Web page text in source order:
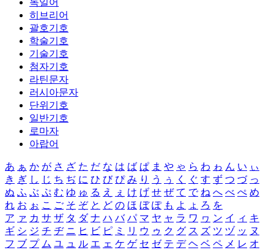
독일어
히브리어
괄호기호
학술기호
기술기호
첨자기호
라틴문자
러시아문자
단위기호
일반기호
로마자
아랍어
あ ぁ か が さ ざ た だ な は ば ぱ ま や ゃ ら わ ゎ ん い ぃ
き ぎ し じ ち ぢ に ひ び ぴ み り う ぅ く ぐ す ず つ づ っ
ぬ ふ ぶ ぷ む ゆ ゅ る え ぇ け げ せ ぜ て で ね へ べ ぺ め
れ お ぉ こ ご そ ぞ と ど の ほ ぼ ぽ も よ ょ ろ を
ア ァ カ サ ザ タ ダ ナ ハ バ パ マ ヤ ャ ラ ワ ヮ ン イ ィ キ
ギ シ ジ チ ヂ ニ ヒ ビ ピ ミ リ ウ ゥ ク グ ス ズ ツ ヅ ッ ヌ
フ ブ プ ム ユ ュ ル エ ェ ケ ゲ セ ゼ テ デ ヘ ベ ペ メ レ オ